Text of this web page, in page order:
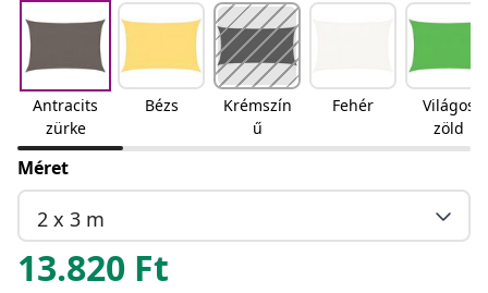
Antracits
zürke
Bézs
Krémszín
ű
Fehér
Világos
zöld
Méret
2 x 3 m
13.820 Ft